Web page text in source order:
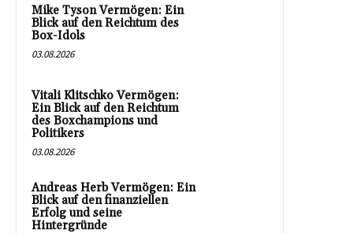
Mike Tyson Vermögen: Ein
Blick auf den Reichtum des
Box-Idols
03.08.2026
Vitali Klitschko Vermögen:
Ein Blick auf den Reichtum
des Boxchampions und
Politikers
03.08.2026
Andreas Herb Vermögen: Ein
Blick auf den finanziellen
Erfolg und seine
Hintergründe